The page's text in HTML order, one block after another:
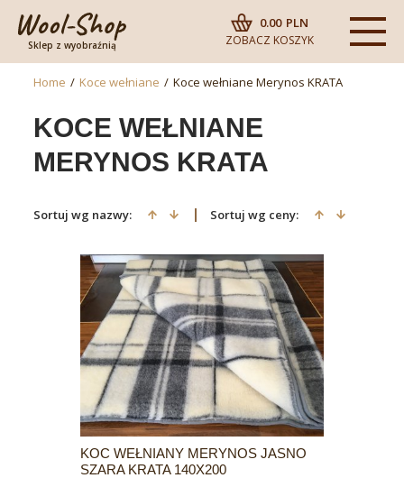
Sklep z wyobraźnią
0.00 PLN
ZOBACZ KOSZYK
Home / Koce wełniane / Koce wełniane Merynos KRATA
KOCE WEŁNIANE
MERYNOS KRATA
Sortuj wg nazwy: Sortuj wg ceny:
KOC WEŁNIANY MERYNOS JASNO
SZARA KRATA 140X200